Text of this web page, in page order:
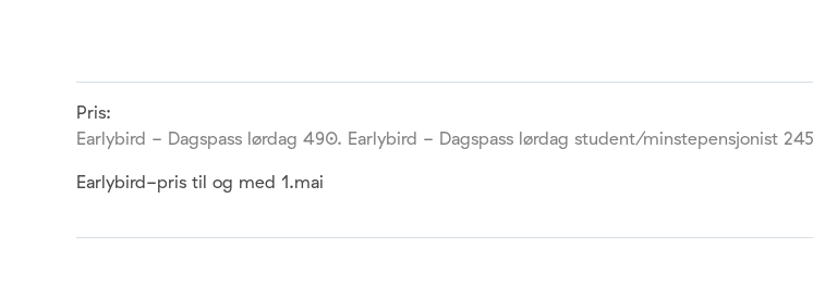
Pris:
Earlybird - Dagspass lørdag 490. Earlybird - Dagspass lørdag student/minstepensjonist
Earlybird-pris til og med 1.mai